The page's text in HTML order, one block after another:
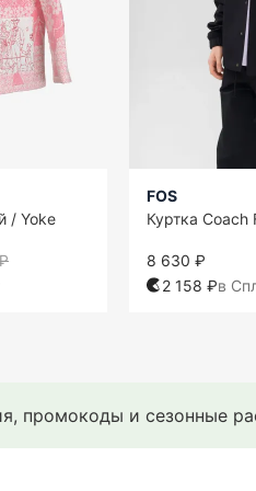
/ Yoke
FOS
Куртка Coach
8 630 ₽
2 158 ₽в
промокоды и сезонные